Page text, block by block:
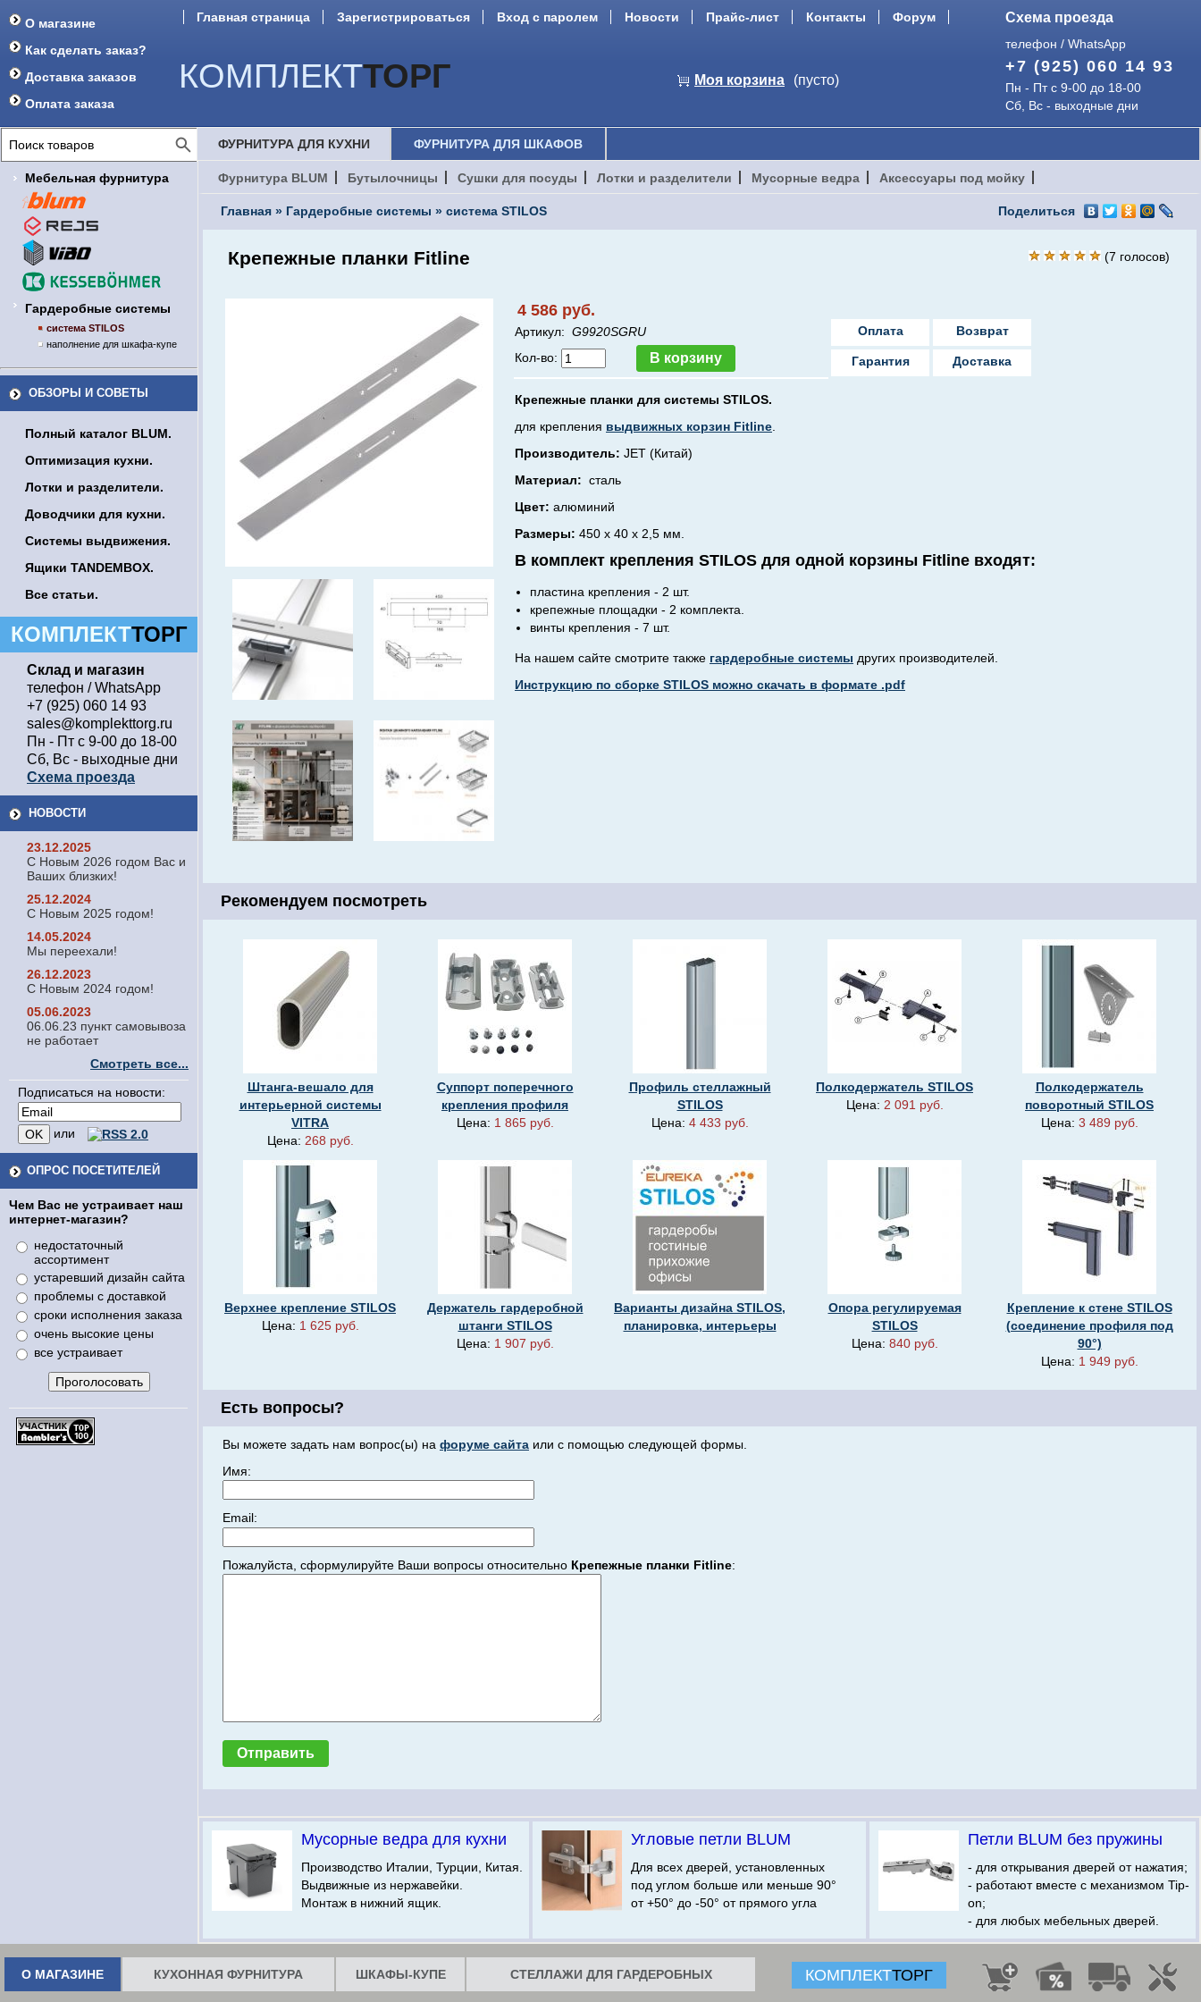
О магазине
Как сделать заказ?
Доставка заказов
Оплата заказа
Главная страница Зарегистрироваться Вход с паролем Новости Прайс-лист Контакты Форум Схема проезда
КОМПЛЕКТТОРГ Моя корзина (пусто)
телефон / WhatsApp
+7 (925) 060 14 93
Пн - Пт с 9-00 до 18-00
Сб, Вс - выходные дни
Мебельная фурнитура
Гардеробные системы
система STILOS
наполнение для шкафа-купе
ОБЗОРЫ И СОВЕТЫ
Полный каталог BLUM.
Оптимизация кухни.
Лотки и разделители.
Доводчики для кухни.
Системы выдвижения.
Ящики TANDEMBOX.
Все статьи.
КОМПЛЕКТТОРГ
Склад и магазин
телефон / WhatsApp
+7 (925) 060 14 93
sales@komplekttorg.ru
Пн - Пт с 9-00 до 18-00
Сб, Вс - выходные дни
Схема проезда
НОВОСТИ
23.12.2025
С Новым 2026 годом Вас и
Ваших близких!
25.12.2024
С Новым 2025 годом!
14.05.2024
Мы переехали!
26.12.2023
С Новым 2024 годом!
05.06.2023
06.06.23 пункт самовывоза
не работает
Смотреть все...
Подписаться на новости:
или
ОПРОС ПОСЕТИТЕЛЕЙ
Чем Вас не устраивает наш
интернет-магазин?
недостаточный
ассортимент
устаревший дизайн сайта
проблемы с доставкой
сроки исполнения заказа
очень высокие цены
все устраивает
ФУРНИТУРА ДЛЯ КУХНИ ФУРНИТУРА ДЛЯ ШКАФОВ
Фурнитура BLUM Бутылочницы Сушки для посуды Лотки и разделители Мусорные ведра Аксессуары под мойку
Главная » Гардеробные системы » система STILOS Поделиться
Крепежные планки Fitline (7 голосов)
4 586 руб.
Артикул: G9920SGRU
Кол-во:
Оплата Возврат
Гарантия Доставка
Крепежные планки для системы STILOS.
для крепления выдвижных корзин Fitline
Производитель: JET (Китай)
Материал: сталь
Цвет: алюминий
Размеры: 450 х 40 х 2,5 мм.
В комплект крепления STILOS для одной корзины Fitline входят:
пластина крепления - 2 шт.
крепежные площадки - 2 комплекта.
винты крепления - 7 шт.
На нашем сайте смотрите также гардеробные системы других производителей.
Инструкцию по сборке STILOS можно скачать в формате .pdf
Рекомендуем посмотреть
Штанга-вешало для
интерьерной системы
VITRA
Цена: 268 руб.
Суппорт поперечного
крепления профиля
Цена: 1 865 руб.
Профиль стеллажный
STILOS
Цена: 4 433 руб.
Полкодержатель STILOS
Цена: 2 091 руб.
Полкодержатель
поворотный STILOS
Цена: 3 489 руб.
Верхнее крепление STILOS
Цена: 1 625 руб.
Держатель гардеробной
штанги STILOS
Цена: 1 907 руб.
Варианты дизайна STILOS,
планировка, интерьеры
Опора регулируемая
STILOS
Цена: 840 руб.
Крепление к стене STILOS
(соединение профиля под
90°)
Цена: 1 949 руб.
Есть вопросы?
Вы можете задать нам вопрос(ы) на форуме сайта или с помощью следующей формы.
Имя:
Email:
Пожалуйста, сформулируйте Ваши вопросы относительно Крепежные планки Fitline:
Мусорные ведра для кухни
Производство Италии, Турции, Китая.
Выдвижные из нержавейки.
Монтаж в нижний ящик.
Угловые петли BLUM
Для всех дверей, установленных
под углом больше или меньше 90°
от +50° до -50° от прямого угла
Петли BLUM без пружины
- для открывания дверей от нажатия;
- работают вместе с механизмом Tip-
on;
- для любых мебельных дверей.
О МАГАЗИНЕ КУХОННАЯ ФУРНИТУРА ШКАФЫ-КУПЕ СТЕЛЛАЖИ ДЛЯ ГАРДЕРОБНЫХ КОМПЛЕКТТОРГ